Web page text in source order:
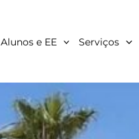
Alunos e EE Serviços